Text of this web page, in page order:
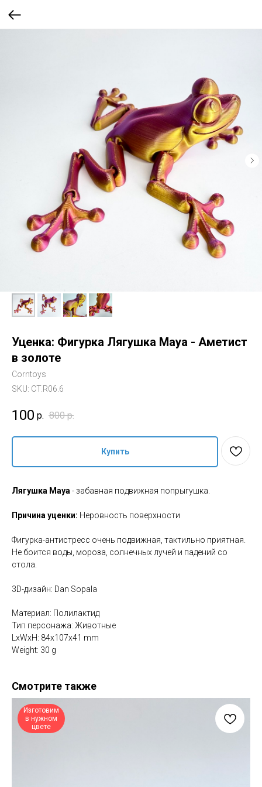
Уценка: Фигурка Лягушка Maya - Аметист
в золоте
Corntoys
SKU: CT.R06.6
100 р. 800 р.
Купить
Лягушка Maya- забавная подвижная попрыгушка.
Причина уценки: Неровность поверхности
Фигурка-антистресс очень подвижная, тактильно приятная.
Не боится воды, мороза, солнечных лучей и падений со
стола.
3D-дизайн: Dan Sopala
Материал: Полилактид
Тип персонажа: Животные
LxWxH: 84x107x41 mm
Weight: 30 g
Смотрите также
Изготовим
в нужном
цвете